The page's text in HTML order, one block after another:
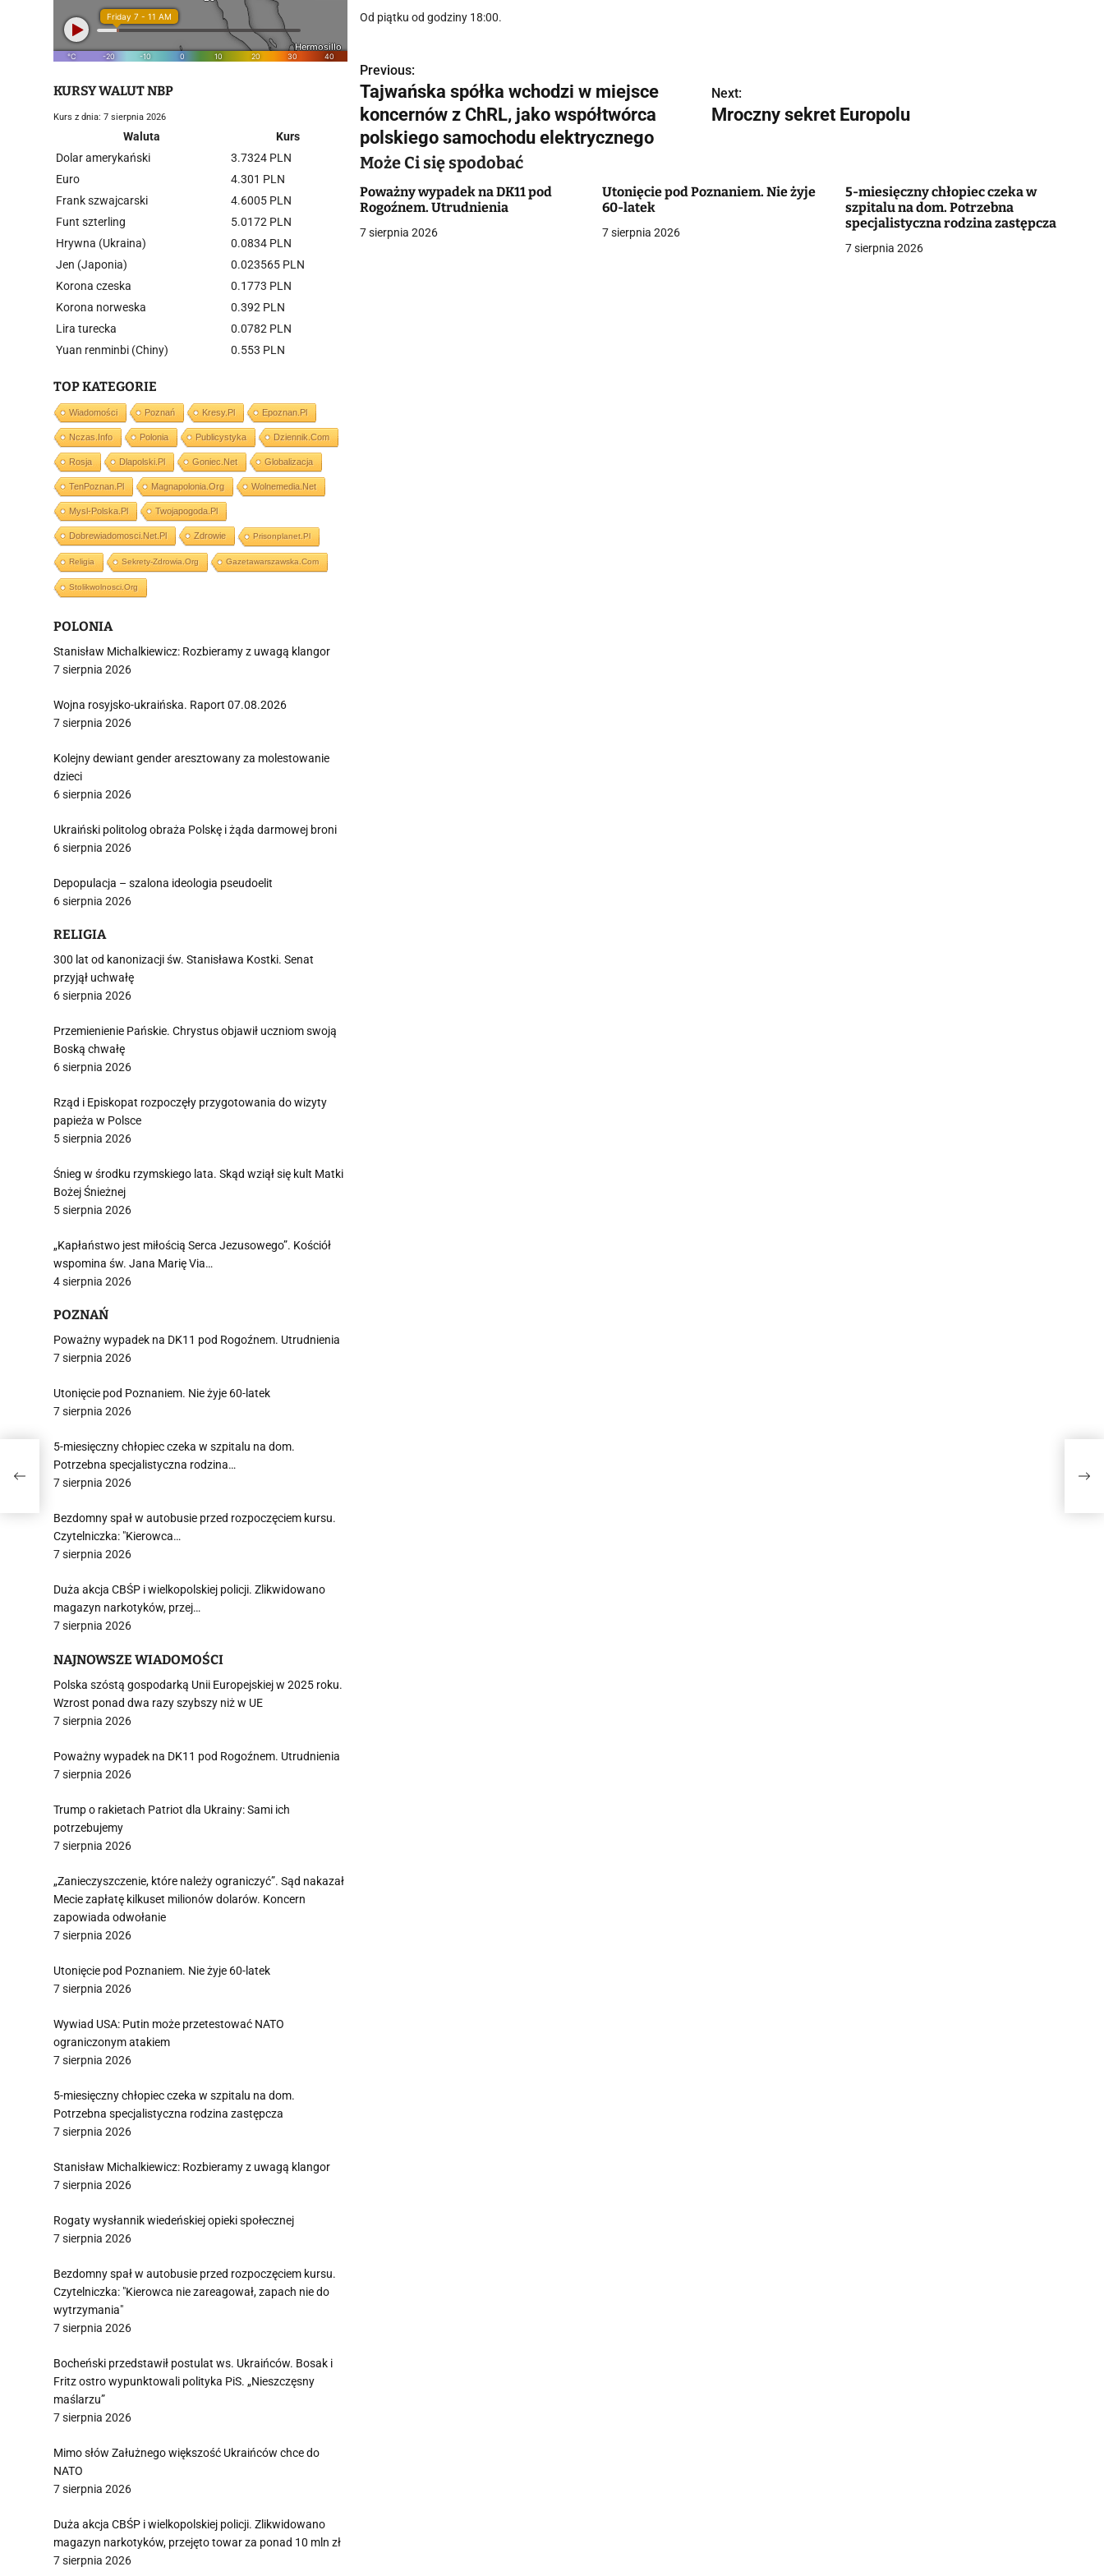
Od piątku od godziny 18:00.
N
a
w
i
g
a
Previous:
Tajwańska spółka wchodzi w miejsce
koncernów z ChRL, jako współtwórca
polskiego samochodu elektrycznego
Next:
Mroczny sekret Europolu
Może Ci się spodobać
Poważny wypadek na DK11 pod
Rogoźnem. Utrudnienia
7 sierpnia 2026
Utonięcie pod Poznaniem. Nie żyje
60-latek
7 sierpnia 2026
5-miesięczny chłopiec czeka w
szpitalu na dom. Potrzebna
specjalistyczna rodzina zastępcza
7 sierpnia 2026
KURSY WALUT NBP
Kurs z dnia: 7 sierpnia 2026
Waluta
Kurs
Dolar amerykański
3.7324 PLN
Euro
4.301 PLN
Frank szwajcarski
4.6005 PLN
Funt szterling
5.0172 PLN
Hrywna (Ukraina)
0.0834 PLN
Jen (Japonia)
0.023565 PLN
Korona czeska
0.1773 PLN
Korona norweska
0.392 PLN
Lira turecka
0.0782 PLN
Yuan renminbi (Chiny)
0.553 PLN
TOP KATEGORIE
Wiadomości Poznań Kresy.pl Epoznan.pl
Nczas.info Polonia Publicystyka Dziennik.com
Rosja Dlapolski.pl Goniec.net Globalizacja
TenPoznan.pl Magnapolonia.org Wolnemedia.net
Mysl-Polska.pl Twojapogoda.pl
Dobrewiadomosci.net.pl Zdrowie Prisonplanet.pl
Religia Sekrety-Zdrowia.org Gazetawarszawska.com
Stolikwolnosci.org
POLONIA
Stanisław Michalkiewicz: Rozbieramy z uwagą klangor
7 sierpnia 2026
Wojna rosyjsko-ukraińska. Raport 07.08.2026
7 sierpnia 2026
Kolejny dewiant gender aresztowany za molestowanie
dzieci
6 sierpnia 2026
Ukraiński politolog obraża Polskę i żąda darmowej broni
6 sierpnia 2026
Depopulacja – szalona ideologia pseudoelit
6 sierpnia 2026
RELIGIA
300 lat od kanonizacji św. Stanisława Kostki. Senat
przyjął uchwałę
6 sierpnia 2026
Przemienienie Pańskie. Chrystus objawił uczniom swoją
Boską chwałę
6 sierpnia 2026
Rząd i Episkopat rozpoczęły przygotowania do wizyty
papieża w Polsce
5 sierpnia 2026
Śnieg w środku rzymskiego lata. Skąd wziął się kult Matki
Bożej Śnieżnej
5 sierpnia 2026
„Kapłaństwo jest miłością Serca Jezusowego”. Kościół
wspomina św. Jana Marię Via…
4 sierpnia 2026
POZNAŃ
Poważny wypadek na DK11 pod Rogoźnem. Utrudnienia
7 sierpnia 2026
Utonięcie pod Poznaniem. Nie żyje 60-latek
7 sierpnia 2026
5-miesięczny chłopiec czeka w szpitalu na dom.
Potrzebna specjalistyczna rodzina…
7 sierpnia 2026
Bezdomny spał w autobusie przed rozpoczęciem kursu.
Czytelniczka: "Kierowca…
7 sierpnia 2026
Duża akcja CBŚP i wielkopolskiej policji. Zlikwidowano
magazyn narkotyków, przej…
7 sierpnia 2026
NAJNOWSZE WIADOMOŚCI
Polska szóstą gospodarką Unii Europejskiej w 2025 roku.
Wzrost ponad dwa razy szybszy niż w UE
7 sierpnia 2026
Poważny wypadek na DK11 pod Rogoźnem. Utrudnienia
7 sierpnia 2026
Trump o rakietach Patriot dla Ukrainy: Sami ich
potrzebujemy
7 sierpnia 2026
„Zanieczyszczenie, które należy ograniczyć”. Sąd nakazał
Mecie zapłatę kilkuset milionów dolarów. Koncern
zapowiada odwołanie
7 sierpnia 2026
Utonięcie pod Poznaniem. Nie żyje 60-latek
7 sierpnia 2026
Wywiad USA: Putin może przetestować NATO
ograniczonym atakiem
7 sierpnia 2026
5-miesięczny chłopiec czeka w szpitalu na dom.
Potrzebna specjalistyczna rodzina zastępcza
7 sierpnia 2026
Stanisław Michalkiewicz: Rozbieramy z uwagą klangor
7 sierpnia 2026
Rogaty wysłannik wiedeńskiej opieki społecznej
7 sierpnia 2026
Bezdomny spał w autobusie przed rozpoczęciem kursu.
Czytelniczka: "Kierowca nie zareagował, zapach nie do
wytrzymania"
7 sierpnia 2026
Bocheński przedstawił postulat ws. Ukraińców. Bosak i
Fritz ostro wypunktowali polityka PiS. „Nieszczęsny
maślarzu”
7 sierpnia 2026
Mimo słów Załużnego większość Ukraińców chce do
NATO
7 sierpnia 2026
Duża akcja CBŚP i wielkopolskiej policji. Zlikwidowano
magazyn narkotyków, przejęto towar za ponad 10 mln zł
7 sierpnia 2026